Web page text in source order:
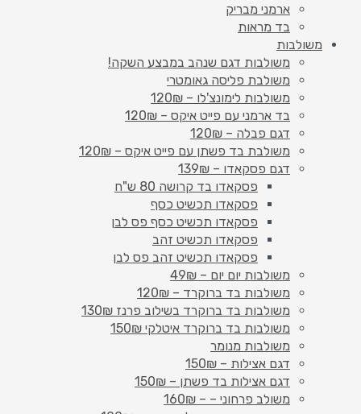
ארמני מבריק
בד מראות
משולבות
משולבות דגם שנהב במבצע השקה!
משולבת פליסה גאומטרי
משולבות לימונצ'לו – 120₪
בד ארמני עם פייט איקס – 120₪
דגם פבלה – 120₪
משולבת בד פשתן עם פייט איקס – 120₪
דגם פסקאדו – 139₪
פסקאדו בד קרושה 80 ש"ח
פסקאדו תכשיט כסף
פסקאדו תכשיט כסף פס לבן
פסקאדו תכשיט זהב
פסקאדו תכשיט זהב פס לבן
משולבות יום יום – 49₪
משולבות בד ברוקרד – 120₪
משולבות בד ברוקרד בשילוב פרנז 130₪
משולבות בד ברוקרד איטלקי 150₪
משולבות מנומר
דגם אצילות – 150₪
דגם אצילות בד פשתן – 150₪
משולב פרחוני – – 160₪